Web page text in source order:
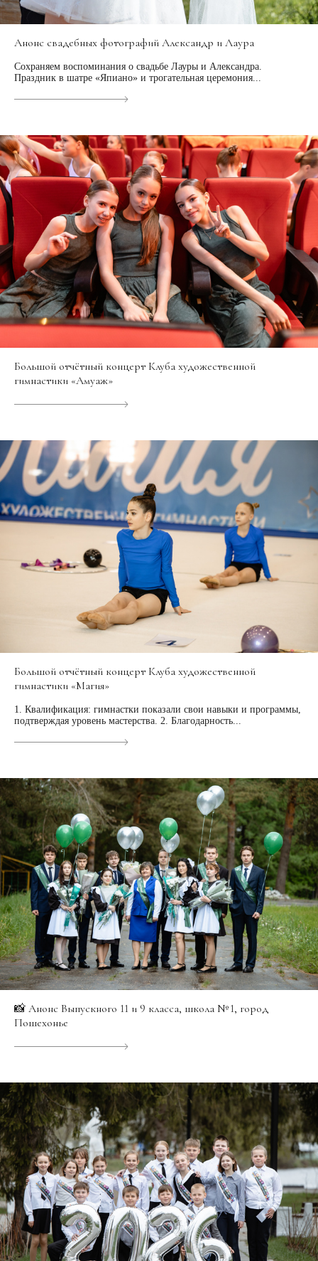
Анонс свадебных фотографий Александр и Лаура
Сохраняем воспоминания о свадьбе Лауры и Александра.
Праздник в шатре «Япиано» и трогательная церемония...
Большой отчётный концерт Клуба художественной
гимнастики «Амуаж»
Большой отчётный концерт Клуба художественной
гимнастики «Магия»
1. Квалификация: гимнастки показали свои навыки и программы,
подтверждая уровень мастерства. 2. Благодарность...
📸 Анонс Выпускного 11 и 9 класса, школа № 1, город
Пошехонье